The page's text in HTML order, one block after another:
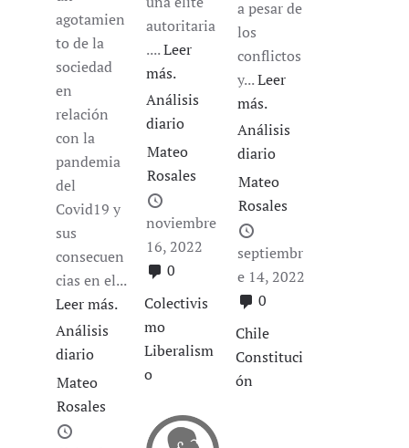
agotamien
to de la
sociedad
en
relación
con la
pandemia
del
Covid19 y
sus
consecuen
cias en el...
Leer más.
Análisis
diario
Mateo
Rosales
autoritaria
....Leer
más.
Análisis
diario
Mateo
Rosales
noviembre
16, 2022
0
Colectivis
mo
Liberalism
o
a pesar de
los
conflictos
y...Leer
más.
Análisis
diario
Mateo
Rosales
septiembr
e 14, 2022
0
Chile
Constituci
ón